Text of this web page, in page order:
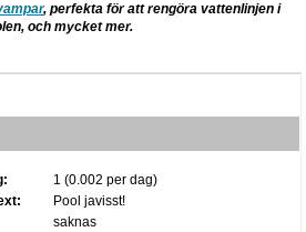
, perfekta för att rengöra vattenlinjen i
och mycket mer.
1 (0.002 per dag)
Pool javisst!
saknas